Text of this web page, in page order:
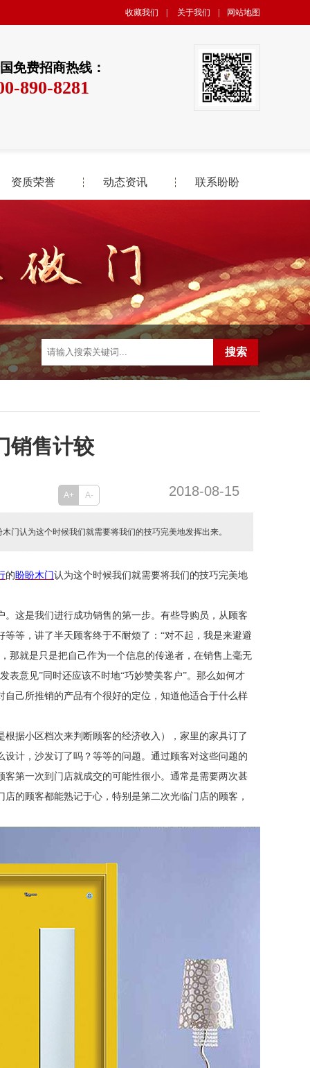
收藏我们 关于我们 网站地图
免费招商热线：
890-8281
资质荣誉 动态资讯 联系盼盼
销售计较
2018-08-15
A+ A-
门认为这个时候我们就需要将我们的技巧完美地发挥出来。
的盼盼木门认为这个时候我们就需要将我们的技巧完美地
这是我们进行成功销售的第一步。有些导购员，从顾客
等，讲了半天顾客终于不耐烦了： “对不起，我是来避避
那就是只是把自己作为一个信息的传递者，在销售上毫无
表意见”同时还应该不时地“巧妙赞美客户”。那么如何才
己所推销的产品有个很好的定位，知道他适合于什么样
据小区档次来判断顾客的经济收入），家里的家具订了
计，沙发订了吗？等等的问题。通过顾客对这些问题的
第一次到门店就成交的可能性很小。通常是需要两次甚
的顾客都能熟记于心，特别是第二次光临门店的顾客，